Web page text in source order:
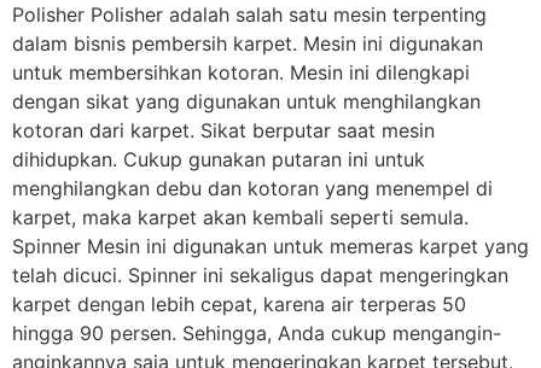
Polisher Polisher adalah salah satu mesin terpenting
dalam bisnis pembersih karpet. Mesin ini digunakan
untuk membersihkan kotoran. Mesin ini dilengkapi
dengan sikat yang digunakan untuk menghilangkan
kotoran dari karpet. Sikat berputar saat mesin
dihidupkan. Cukup gunakan putaran ini untuk
menghilangkan debu dan kotoran yang menempel di
karpet, maka karpet akan kembali seperti semula.
Spinner Mesin ini digunakan untuk memeras karpet yang
telah dicuci. Spinner ini sekaligus dapat mengeringkan
karpet dengan lebih cepat, karena air terperas 50
hingga 90 persen. Sehingga, Anda cukup mengangin-
anginkannya saja untuk mengeringkan karpet tersebut.